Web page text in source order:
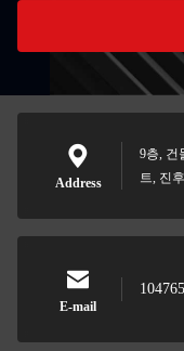
Address
9층, 건
트, 진
E-mail